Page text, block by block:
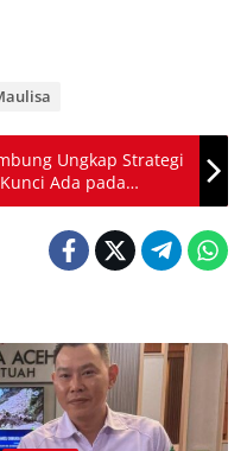
Ungkap Strategi
Ada pada